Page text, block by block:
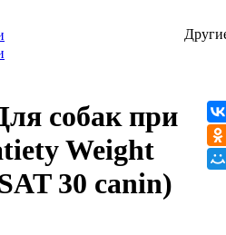
собак при
Weight
30 canin)